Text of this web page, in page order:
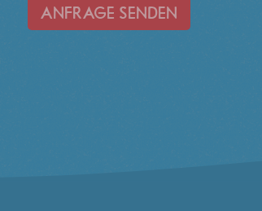
ANFRAGE SENDEN